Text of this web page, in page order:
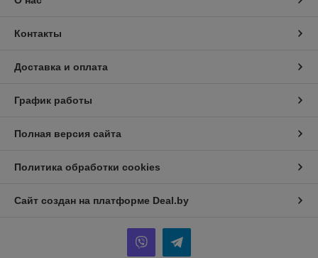
Контакты
Доставка и оплата
График работы
Полная версия сайта
Политика обработки cookies
Сайт создан на платформе Deal.by